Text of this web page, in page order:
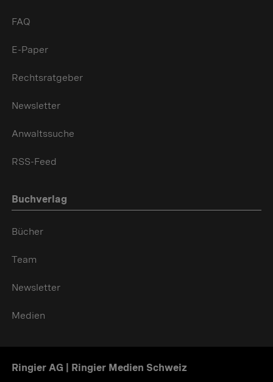
FAQ
E-Paper
Rechtsratgeber
Newsletter
Anwaltssuche
RSS-Feed
Buchverlag
Bücher
Team
Newsletter
Medien
Ringier AG | Ringier Medien Schweiz